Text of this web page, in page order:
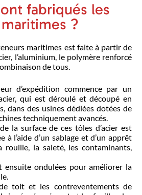
fabriqués les
?
maritimes est faite à partir de
l’aluminium, le polymère renforcé
de tous.
d’expédition commence par un
qui est déroulé et découpé en
dans des usines dédiées dotées de
techniquement avancés.
la surface de ces tôles d’acier est
à l’aide d’un sablage et d’un apprêt
rouille, la saleté, les contaminants,
ensuite ondulées pour améliorer la
toit et les contreventements de